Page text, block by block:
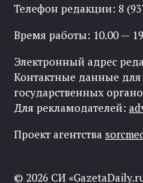
Телефон редакции: 8
Время работы: 10.00 —
Электронный адрес
Контактные данные
государственных
Для рекламодателей:
Проект агентства
© 2026 СИ